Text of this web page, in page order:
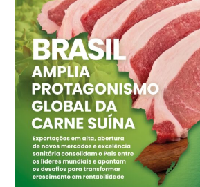
R$ 155,59
cx
Ovo Vermelho - Regional
Vermelho
R$ 159,31
cx
Ovo Branco - Regional
Bastos (SP)
R$ 134,42
cx